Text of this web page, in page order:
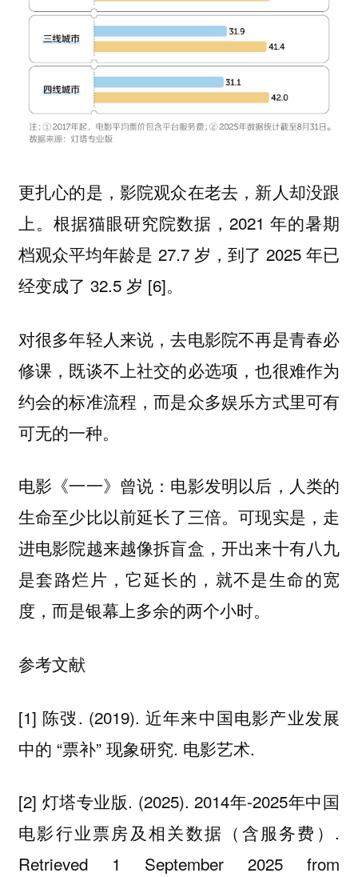
更扎心的是，影院观众在老去，新人却没跟
上。根据猫眼研究院数据，2021 年的暑期
档观众平均年龄是 27.7 岁，到了 2025 年已
经变成了 32.5 岁 [6]。
对很多年轻人来说，去电影院不再是青春必
修课，既谈不上社交的必选项，也很难作为
约会的标准流程，而是众多娱乐方式里可有
可无的一种。
电影《一一》曾说：电影发明以后，人类的
生命至少比以前延长了三倍。可现实是，走
进电影院越来越像拆盲盒，开出来十有八九
是套路烂片，它延长的，就不是生命的宽
度，而是银幕上多余的两个小时。
参考文献
[1] 陈弢. (2019). 近年来中国电影产业发展
中的 “票补” 现象研究. 电影艺术.
[2] 灯塔专业版. (2025). 2014年-2025年中国
电影行业票房及相关数据（含服务费）.
Retrieved 1 September 2025 from